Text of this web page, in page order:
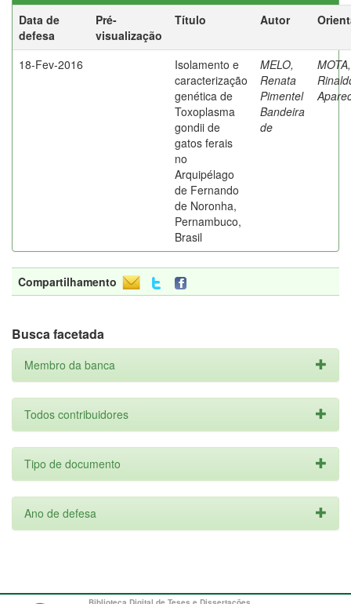
Data de
defesa
Pré-
visualização
Título Autor
18-Fev-2016
Isolamento e
caracterização
genética de
Toxoplasma
gondii de
gatos ferais
no
Arquipélago
de Fernando
de Noronha,
Pernambuco,
Brasil
MELO,
Renata
Pimentel
Bandeira
de
MOTA,
Compartilhamento
Busca facetada
Membro da banca
Todos contribuidores
Tipo de documento
Ano de defesa